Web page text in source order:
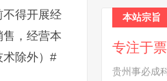
不得开展经
，经营本
术除外）#
本站宗旨
专注于
贵州事必成